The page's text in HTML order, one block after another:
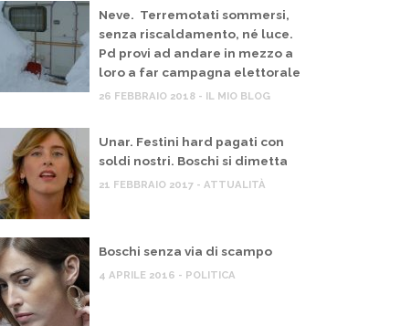
Neve. Terremotati sommersi,
senza riscaldamento, né luce.
Pd provi ad andare in mezzo a
loro a far campagna elettorale
26 FEBBRAIO 2018 - IL MIO BLOG
Unar. Festini hard pagati con
soldi nostri. Boschi si dimetta
21 FEBBRAIO 2017 - ATTUALITÀ
Boschi senza via di scampo
4 APRILE 2016 - POLITICA